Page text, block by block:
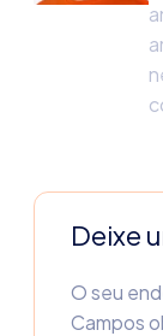
Deixe
O seu
Campos